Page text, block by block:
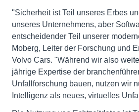
"Sicherheit ist Teil unseres Erbes
unseres Unternehmens, aber
entscheidender Teil unserer
Moberg, Leiter der Forschung und
Volvo Cars. "Während wir also
jährige Expertise der
Unfallforschung bauen, nutzen wir
Intelligenz als neues, virtuelles